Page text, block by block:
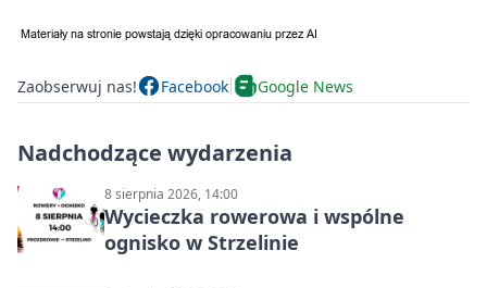
Zaobserwuj nas! Facebook Google News
Nadchodzące wydarzenia
8 sierpnia 2026, 14:00
Wycieczka rowerowa i wspólne
ognisko w Strzelinie